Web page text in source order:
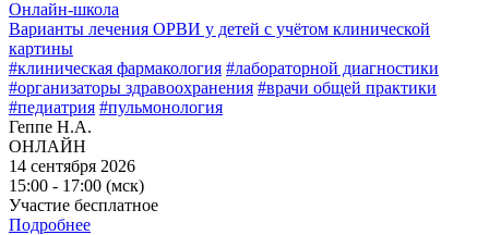
Онлайн-школа
Варианты лечения ОРВИ у детей с учётом клинической
картины
#клиническая фармакология #лабораторной диагностики
#организаторы здравоохранения #врачи общей практики
#педиатрия #пульмонология
Геппе Н.А.
ОНЛАЙН
14 сентября 2026
15:00 - 17:00 (мск)
Участие бесплатное
Подробнее